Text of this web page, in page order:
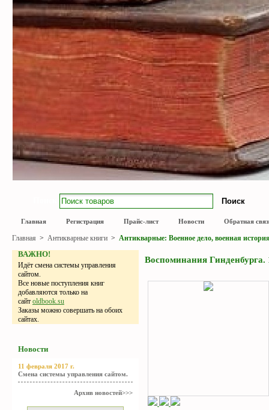
Главная Регистрация Прайс-лист Новости Обратная
Главная > Антикварные книги > Антикварные: Военное дело, военная
ВАЖНО!
Идёт смена системы управления
сайтом.
Все новые поступления книг
добавляются только на
сайт oldbook.su
Заказы можно совершать на обоих
сайтах.
Новости
11 февраля 2017 г.
Смена системы управления сайтом.
Архив новостей>>>
Воспоминания Гинденбурга.